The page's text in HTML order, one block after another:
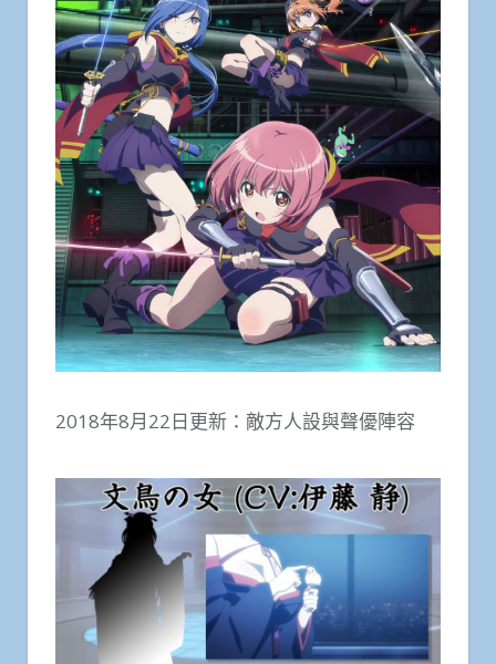
2018年8月22日更新：敵方人設與聲優陣容